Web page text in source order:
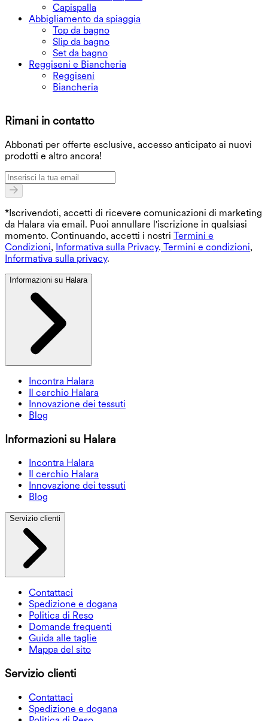
Capispalla
Abbigliamento da spiaggia
Top da bagno
Slip da bagno
Set da bagno
Reggiseni e Biancheria
Reggiseni
Biancheria
Rimani in contatto
Abbonati per offerte esclusive, accesso anticipato ai nuovi
prodotti e altro ancora!
*Iscrivendoti, accetti di ricevere comunicazioni di marketing
da Halara via email. Puoi annullare l'iscrizione in qualsiasi
momento. Continuando, accetti i nostri Termini e
Condizioni, Informativa sulla Privacy. Termini e condizioni,
Informativa sulla privacy.
Informazioni su Halara
Incontra Halara
Il cerchio Halara
Innovazione dei tessuti
Blog
Informazioni su Halara
Incontra Halara
Il cerchio Halara
Innovazione dei tessuti
Blog
Servizio clienti
Contattaci
Spedizione e dogana
Politica di Reso
Domande frequenti
Guida alle taglie
Mappa del sito
Servizio clienti
Contattaci
Spedizione e dogana